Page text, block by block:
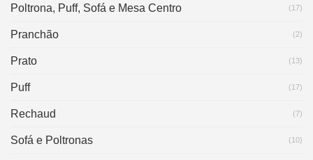
Poltrona, Puff, Sofá e Mesa Centro (17)
Pranchão (2)
Prato (13)
Puff (17)
Rechaud (7)
Sofá e Poltronas (10)